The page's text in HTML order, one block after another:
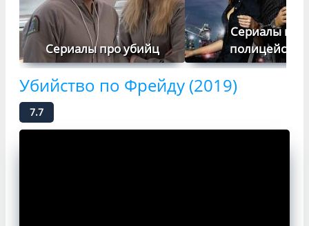
Сериалы про убийц
Сериалы про
полицейских
Убийство по Фрейду (2019)
7.7